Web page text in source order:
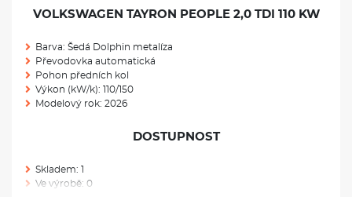
VOLKSWAGEN TAYRON PEOPLE 2,0 TDI 110 KW
Barva: Šedá Dolphin metalíza
Převodovka automatická
Pohon předních kol
Výkon (kW/k): 110/150
Modelový rok: 2026
DOSTUPNOST
Skladem: 1
Ve výrobě: 0